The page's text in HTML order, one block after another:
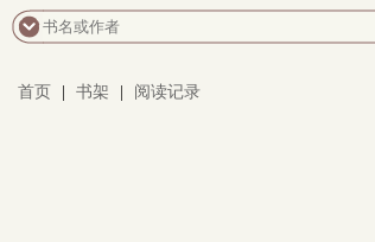
首页 书架 阅读记录